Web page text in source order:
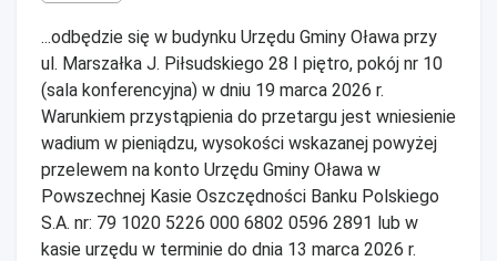
...odbędzie się w budynku Urzędu Gminy Oława przy
ul. Marszałka J. Piłsudskiego 28 I piętro, pokój nr 10
(sala konferencyjna) w dniu 19 marca 2026 r.
Warunkiem przystąpienia do przetargu jest wniesienie
wadium w pieniądzu, wysokości wskazanej powyżej
przelewem na konto Urzędu Gminy Oława w
Powszechnej Kasie Oszczędności Banku Polskiego
S.A. nr: 79 1020 5226 000 6802 0596 2891 lub w
kasie urzędu w terminie do dnia 13 marca 2026 r.